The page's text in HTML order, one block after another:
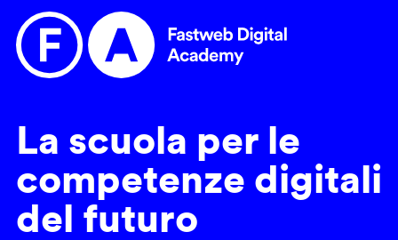
La scuola per le
competenze digitali
del futuro